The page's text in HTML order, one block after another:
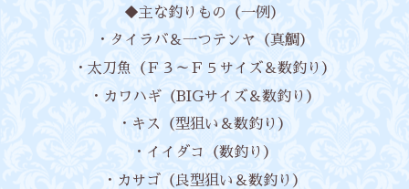
◆主な釣りもの（一例）
・タイラバ＆一つテンヤ（真鯛）
・太刀魚（Ｆ３～Ｆ５サイズ＆数釣り）
・カワハギ（BIGサイズ＆数釣り）
・キス（型狙い＆数釣り）
・イイダコ（数釣り）
・カサゴ（良型狙い＆数釣り）